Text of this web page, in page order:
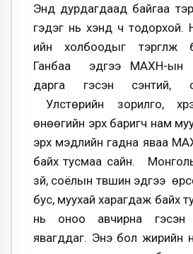
Энд дурдагдаад байгаа
гэдэг нь хэнд ч тодорхой.
ийн холбоодыг тэргүүлж
Ганбаа эдүгээ МАХН-ын
дарга гэсэн сэнтий,
Улстөрийн зорилго,
өнөөгийн эрх баригч нам
эрх мэдлийн гадна яваа
байх тусмаа сайн.
зүй, соёлын түвшин эдүгээ
бус, муухай харагдаж байх
нь оноо авчирна гэсэн
явагддаг. Энэ бол жирийн